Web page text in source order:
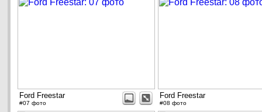
Ford Freestar
#07 фото
Ford Freestar
#08 фото